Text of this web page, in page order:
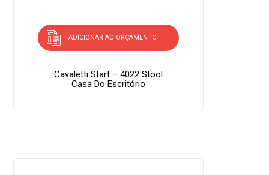
ADICIONAR AO ORÇAMENTO
Cavaletti Start – 4022 Stool
Casa Do Escritório